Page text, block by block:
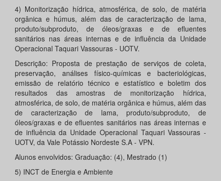
4) Monitorização hídrica, atmosférica, de solo, de matéria
orgânica e húmus, além das de caracterização de lama,
produto/subproduto, de óleos/graxas e de efluentes
sanitários nas áreas internas e de influência da Unidade
Operacional Taquari Vassouras - UOTV.
Descrição: Proposta de prestação de serviços de coleta,
preservação, análises físico-químicas e bacteriológicas,
emissão de relatório técnico e estatístico e boletim dos
resultados das amostras de monitorização hídrica,
atmosférica, de solo, de matéria orgânica e húmus, além das
de caracterização de lama, produto/subproduto, de
óleos/graxas e de efluentes sanitários nas áreas internas e
de influência da Unidade Operacional Taquari Vassouras -
UOTV, da Vale Potássio Nordeste S.A - VPN.
Alunos envolvidos: Graduação: (4), Mestrado (1)
5) INCT de Energia e Ambiente